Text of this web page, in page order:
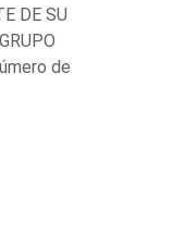
DE SU
de